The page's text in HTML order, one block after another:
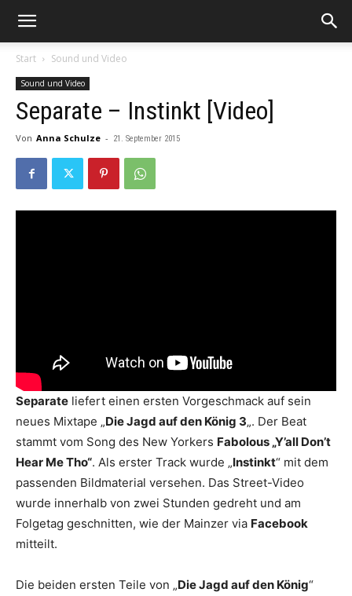
Start Sound und Video
Sound und Video
Separate – Instinkt [Video]
Von Anna Schulze - 21. September 2015
Separate liefert einen ersten Vorgeschmack auf sein
neues Mixtape „Die Jagd auf den König 3„. Der Beat
stammt vom Song des New Yorkers Fabolous „Y’all Don’t
Hear Me Tho“. Als erster Track wurde „Instinkt“ mit dem
passenden Bildmaterial versehen. Das Street-Video
wurde innerhalb von zwei Stunden gedreht und am
Folgetag geschnitten, wie der Mainzer via Facebook
mitteilt.
Die beiden ersten Teile von „Die Jagd auf den König“